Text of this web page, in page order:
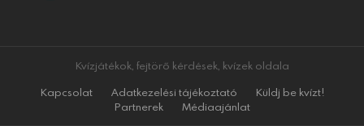
Kvízjátékok, fejtörő kérdések, kvízek oldala
Kapcsolat
Adatkezelési tájékoztató
Küldj be kvízt!
Partnerek
Médiaajánlat